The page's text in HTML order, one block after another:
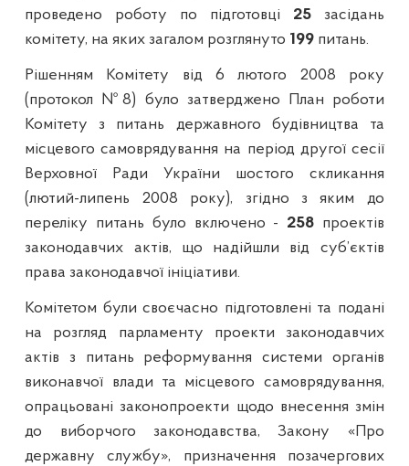
проведено роботу по підготовці 25 засідань
комітету, на яких загалом розглянуто 199 питань.
Рішенням Комітету від 6 лютого 2008 року
(протокол №8) було затверджено План роботи
Комітету з питань державного будівництва та
місцевого самоврядування на період другої сесії
Верховної Ради України шостого скликання
(лютий-липень 2008 року), згідно з яким до
переліку питань було включено - 258 проектів
законодавчих актів, що надійшли від суб’єктів
права законодавчої ініціативи.
Комітетом були своєчасно підготовлені та подані
на розгляд парламенту проекти законодавчих
актів з питань реформування системи органів
виконавчої влади та місцевого самоврядування,
опрацьовані законопроекти щодо внесення змін
до виборчого законодавства, Закону «Про
державну службу», призначення позачергових